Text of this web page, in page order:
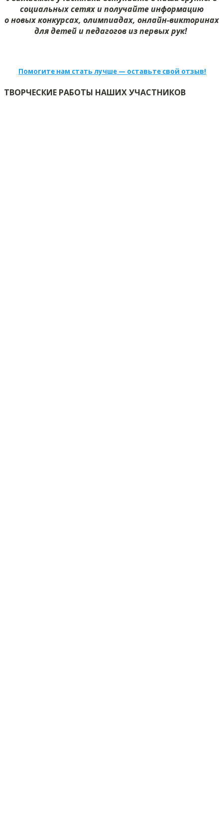
социальных сетях и получайте информацию
о новых конкурсах, олимпиадах, онлайн-викторинах
для детей и педагогов из первых рук!
Помогите нам стать лучше — оставьте свой отзыв!
ТВОРЧЕСКИЕ РАБОТЫ НАШИХ УЧАСТНИКОВ